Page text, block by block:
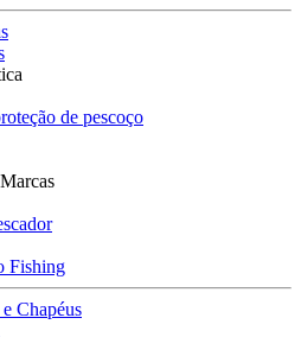
de pescoço
Fishing
Chapéus